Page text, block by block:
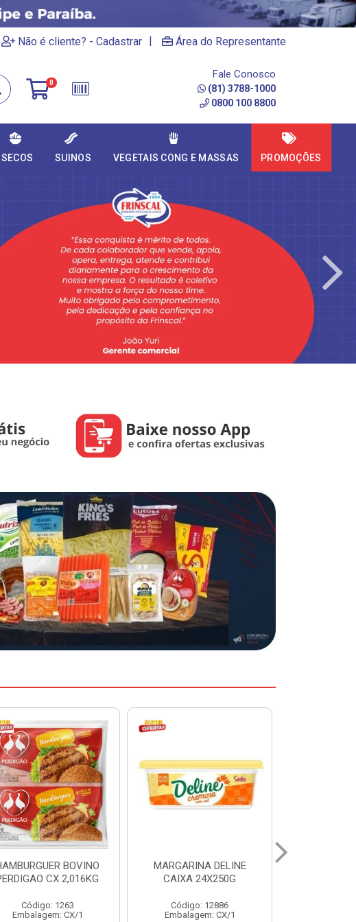
Não é cliente? - Cadastrar | Área do Representante
0
Fale Conosco
(81) 3788-1000
0800 100 8800
SECOS SUINOS VEGETAIS CONG E MASSAS PROMOÇÕES
MARGARINA DELINE
CAIXA 24X250G
Código: 12886
Embalagem: CX/1
MARGARINA DELINE
CAIXA 12X500G
Código: 12887
Embalagem: CX/1